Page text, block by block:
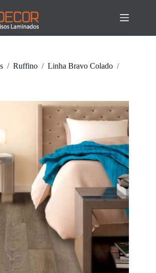
/ Ruffino / Linha Bravo Colado /